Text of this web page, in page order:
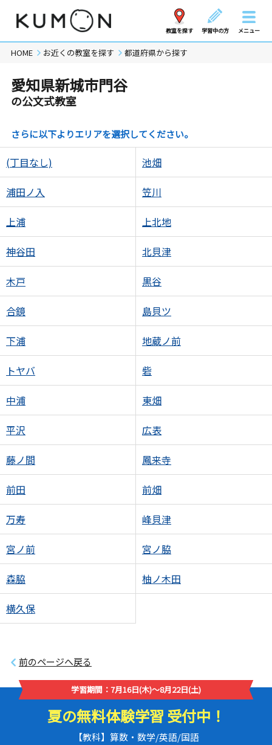
教室を探す 学習中の方 メニュー
HOME お近くの教室を探す 都道府県から探す
愛知県新城市門谷
の公文式教室
さらに以下よりエリアを選択してください。
(丁目なし) 池畑
浦田ノ入 笠川
上浦 上北地
神谷田 北貝津
木戸 黒谷
合鏡 島貝ツ
下浦 地蔵ノ前
トヤバ 砦
中浦 東畑
平沢 広表
藤ノ間 鳳来寺
前田 前畑
万寿 峰貝津
宮ノ前 宮ノ脇
森脇 柚ノ木田
横久保
前のページへ戻る
学習期間：7月16日(木)～8月22日(土)
夏の無料体験学習 受付中！
【教科】算数・数学/英語/国語